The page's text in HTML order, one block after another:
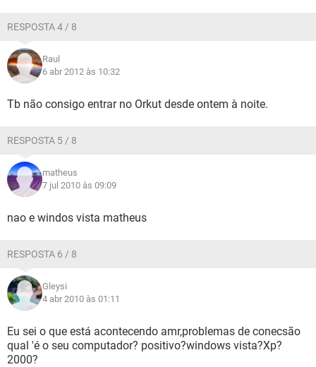
RESPOSTA 4 / 8
Raul
6 abr 2012 às 10:32
Tb não consigo entrar no Orkut desde ontem à noite.
RESPOSTA 5 / 8
matheus
7 jul 2010 às 09:09
nao e windos vista matheus
RESPOSTA 6 / 8
Gleysi
4 abr 2010 às 01:11
Eu sei o que está acontecendo amr,problemas de conecsão
qual 'é o seu computador? positivo?windows vista?Xp?
2000?